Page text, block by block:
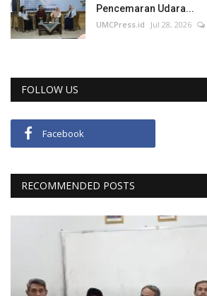
Pencemaran Udara...
UMCPress.id Jul 28, 2026
FOLLOW US
Facebook
RECOMMENDED POSTS